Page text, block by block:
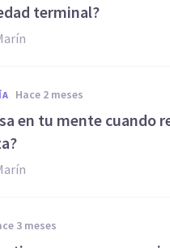
terminal?
hace 2 meses
en tu mente cuando
3 meses